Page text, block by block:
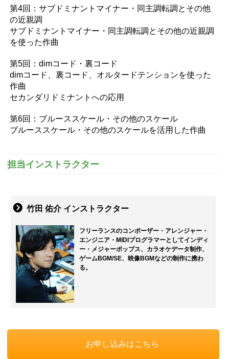
第4回：サブドミナントマイナー・同主調転調とその他
の近親調
サブドミナントマイナー・同主調転調とその他の近親調
を使った作曲
第5回：dimコード・裏コード
dimコード、裏コード、オルタードテンションを使った
作曲
セカンダリドミナントへの応用
第6回：ブルーススケール・その他のスケール
ブルーススケール・その他のスケールを活用した作曲
担当インストラクター
竹田 佑介 インストラクター
フリーランスのコンポーザー・アレンジャー・
エンジニア・MIDIプログラマーとしてインディ
ー・メジャーポップス、カラオケデータ制作、
ゲームBGM/SE、映像BGMなどの制作に携わ
る。
お申し込みはこちら